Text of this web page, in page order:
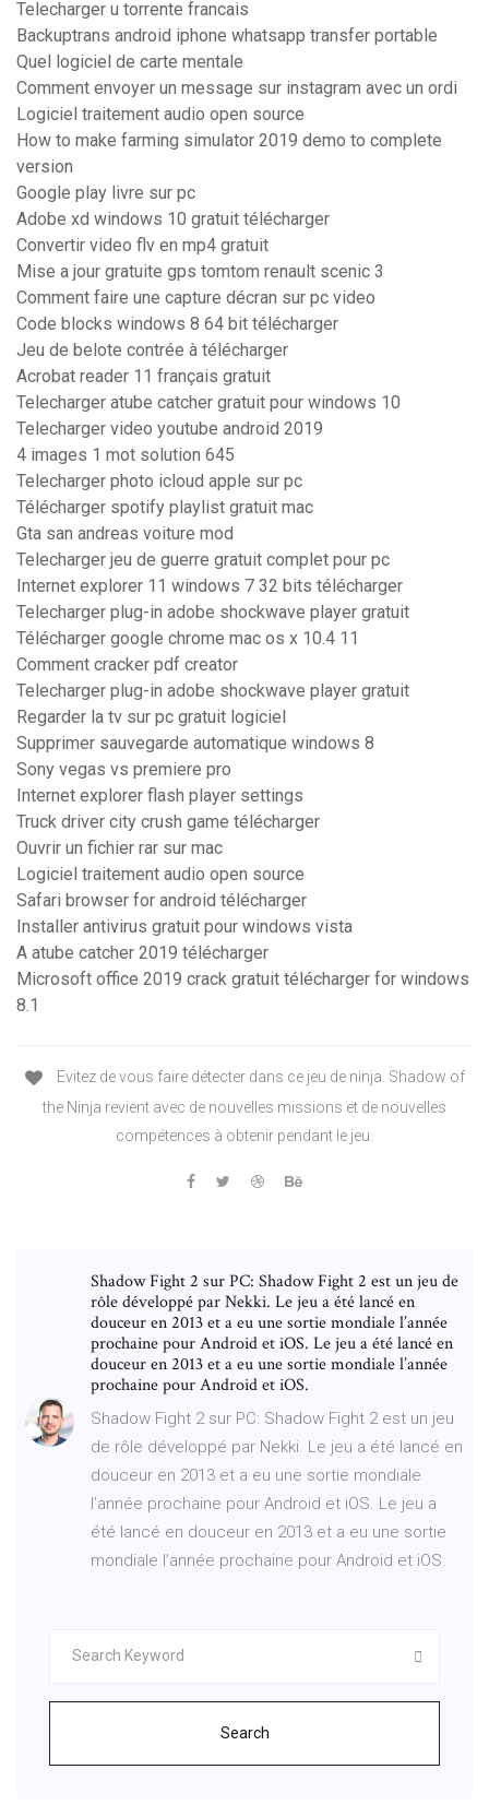
Telecharger u torrente francais
Backuptrans android iphone whatsapp transfer portable
Quel logiciel de carte mentale
Comment envoyer un message sur instagram avec un ordi
Logiciel traitement audio open source
How to make farming simulator 2019 demo to complete
version
Google play livre sur pc
Adobe xd windows 10 gratuit télécharger
Convertir video flv en mp4 gratuit
Mise a jour gratuite gps tomtom renault scenic 3
Comment faire une capture décran sur pc video
Code blocks windows 8 64 bit télécharger
Jeu de belote contrée à télécharger
Acrobat reader 11 français gratuit
Telecharger atube catcher gratuit pour windows 10
Telecharger video youtube android 2019
4 images 1 mot solution 645
Telecharger photo icloud apple sur pc
Télécharger spotify playlist gratuit mac
Gta san andreas voiture mod
Telecharger jeu de guerre gratuit complet pour pc
Internet explorer 11 windows 7 32 bits télécharger
Telecharger plug-in adobe shockwave player gratuit
Télécharger google chrome mac os x 10.4 11
Comment cracker pdf creator
Telecharger plug-in adobe shockwave player gratuit
Regarder la tv sur pc gratuit logiciel
Supprimer sauvegarde automatique windows 8
Sony vegas vs premiere pro
Internet explorer flash player settings
Truck driver city crush game télécharger
Ouvrir un fichier rar sur mac
Logiciel traitement audio open source
Safari browser for android télécharger
Installer antivirus gratuit pour windows vista
A atube catcher 2019 télécharger
Microsoft office 2019 crack gratuit télécharger for windows
8.1
Evitez de vous faire détecter dans ce jeu de ninja. Shadow of
the Ninja revient avec de nouvelles missions et de nouvelles
compétences à obtenir pendant le jeu.
Shadow Fight 2 sur PC: Shadow Fight 2 est un jeu de
rôle développé par Nekki. Le jeu a été lancé en
douceur en 2013 et a eu une sortie mondiale l’année
prochaine pour Android et iOS. Le jeu a été lancé en
douceur en 2013 et a eu une sortie mondiale l’année
prochaine pour Android et iOS.
Shadow Fight 2 sur PC: Shadow Fight 2 est un jeu
de rôle développé par Nekki. Le jeu a été lancé en
douceur en 2013 et a eu une sortie mondiale
l’année prochaine pour Android et iOS. Le jeu a
été lancé en douceur en 2013 et a eu une sortie
mondiale l’année prochaine pour Android et iOS.
Search